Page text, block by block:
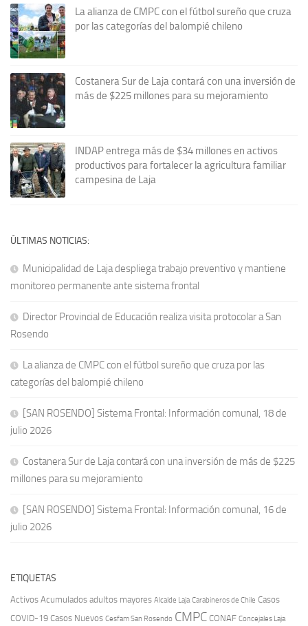
La alianza de CMPC con el fútbol sureño que cruza
por las categorías del balompié chileno
Costanera Sur de Laja contará con una inversión de
más de $225 millones para su mejoramiento
INDAP entrega más de $34 millones en activos
productivos para fortalecer la agricultura familiar
campesina de Laja
ÚLTIMAS NOTICIAS:
Municipalidad de Laja despliega trabajo preventivo y mantiene
monitoreo permanente ante sistema frontal
Director Provincial de Educación realiza visita protocolar a San
Rosendo
La alianza de CMPC con el fútbol sureño que cruza por las
categorías del balompié chileno
[SAN ROSENDO] Sistema Frontal: Información comunal, 18 de
julio 2026
Costanera Sur de Laja contará con una inversión de más de $225
millones para su mejoramiento
[SAN ROSENDO] Sistema Frontal: Información comunal, 16 de
julio 2026
ETIQUETAS
Activos Acumulados adultos mayores Alcalde Laja Carabineros de Chile Casos
COVID-19 Casos Nuevos Cesfam San Rosendo CMPC CONAF Concejales Laja